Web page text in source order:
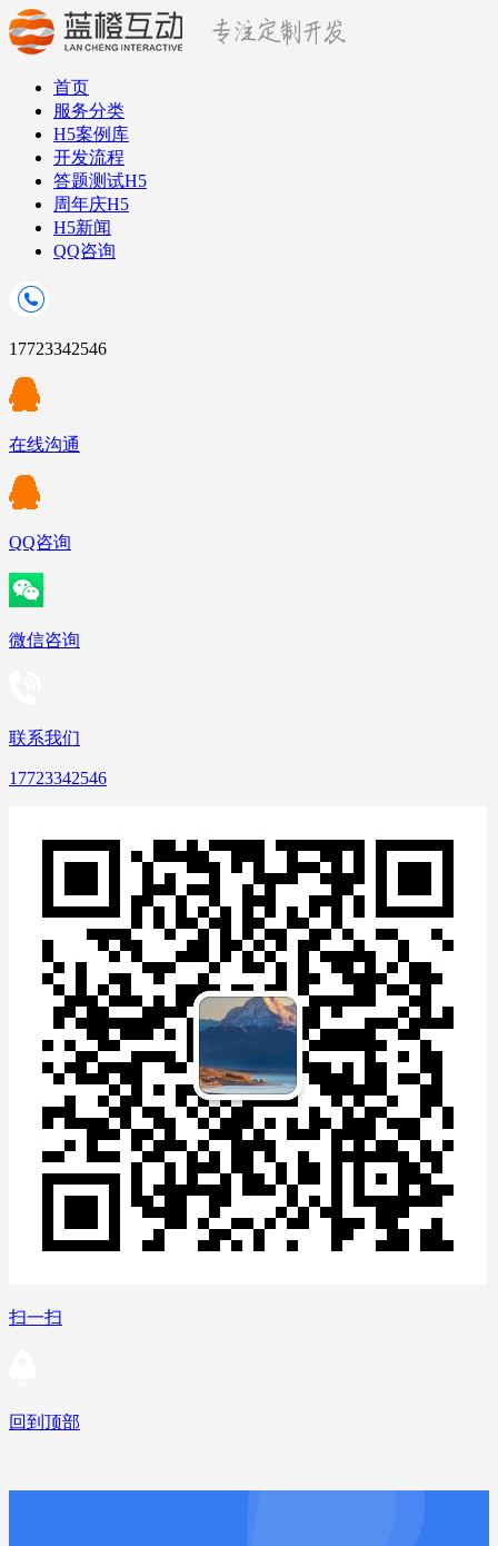
首页
服务分类
H5案例库
开发流程
答题测试H5
周年庆H5
H5新闻
QQ咨询
17723342546
在线沟通
QQ咨询
微信咨询
联系我们
17723342546
扫一扫
回到顶部